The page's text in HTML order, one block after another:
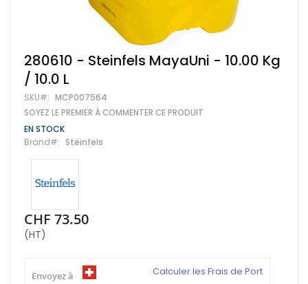
Skip
to
the
beginning
of
the
images
gallery
280610 - Steinfels MayaUni - 10.00 Kg
/ 10.0 L
SKU MCP007564
SOYEZ LE PREMIER À COMMENTER CE PRODUIT
EN STOCK
Brand
Steinfels
CHF 73.50
(HT)
Envoyez à Calculer les Frais de Port